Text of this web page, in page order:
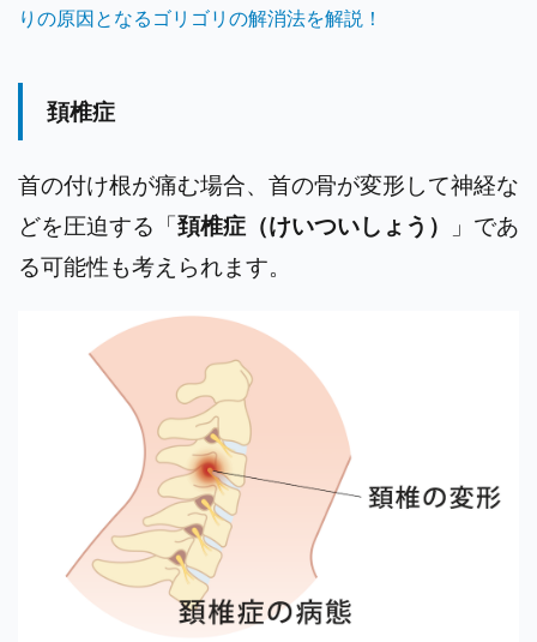
りの原因となるゴリゴリの解消法を解説！
頚椎症
首の付け根が痛む場合、首の骨が変形して神経な
どを圧迫する「頚椎症（けいついしょう）
」であ
る可能性も考えられます。